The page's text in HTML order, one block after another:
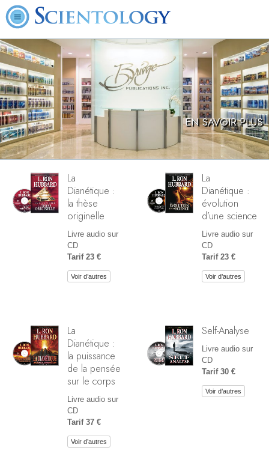
EN SAVOIR PLUS
La
Dianétique :
la thèse
originelle
Livre audio sur
CD
Tarif 23 €
Voir d’autres
La
Dianétique :
évolution
d’une science
Livre audio sur
CD
Tarif 23 €
Voir d’autres
La
Dianétique :
la puissance
de la pensée
sur le corps
Livre audio sur
CD
Tarif 37 €
Voir d’autres
Self-Analyse
Livre audio sur
CD
Tarif 30 €
Voir d’autres